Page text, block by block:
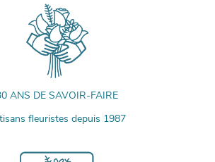
ANS DE SAVOIR-FAIRE
fleuristes depuis 1987